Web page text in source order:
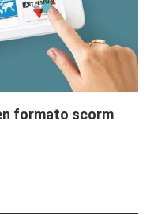
formato scorm